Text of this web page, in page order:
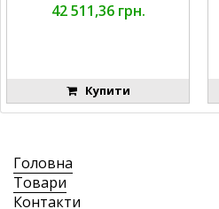
42 511,36 грн.
Купити
Головна
Товари
Контакти